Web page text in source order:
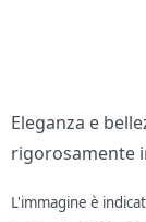
Eleganza e
rigorosamente
L'immagine è